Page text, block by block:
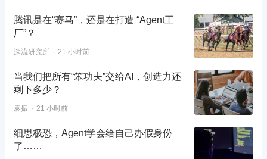
腾讯是在“赛马”，还是在打造 “Agent工
厂”？
深流研究所 21 小时前
当我们把所有“笨功夫”交给AI，创造力还
剩下多少？
袁振 21 小时前
细思极恐，Agent学会给自己办假身份
了……